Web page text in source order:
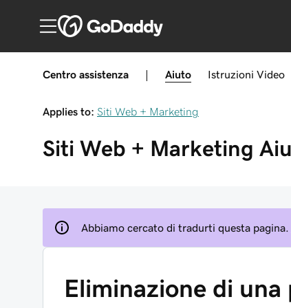
Centro assistenza Aiuto Istruzioni Video
Applies to: Siti Web + Marketing
Siti Web + Marketing
Abbiamo cercato di tradurti questa pagina.
Eliminazione di